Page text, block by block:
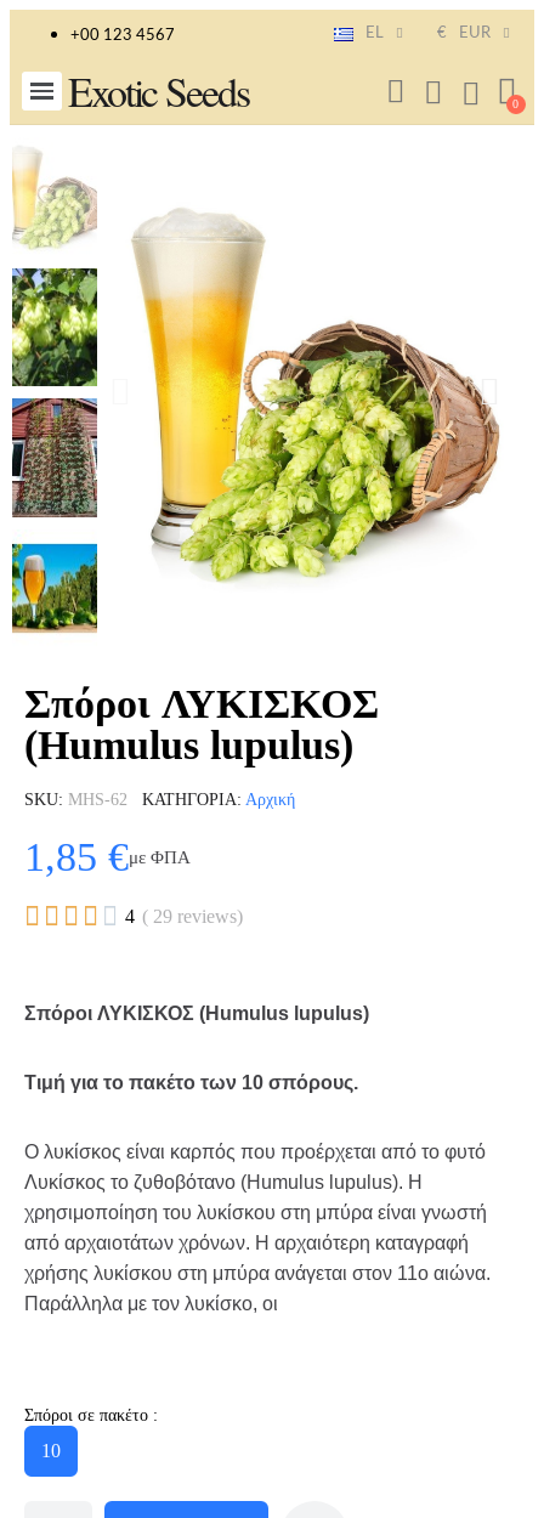
+00 123 4567 EL € EUR
Exotic Seeds
Σπόροι ΛΥΚΙΣΚΟΣ
(Humulus lupulus)
SKU MHS-62 ΚΑΤΗΓΟΡΊΑ Αρχική
1,85 €με ΦΠΑ
     4 ( 29 reviews)
Σπόροι ΛΥΚΙΣΚΟΣ (Humulus lupulus)
Τιμή για το πακέτο των 10 σπόρους.
Ο λυκίσκος είναι καρπός που προέρχεται από το φυτό
Λυκίσκος το ζυθοβότανο (Humulus lupulus). Η
χρησιμοποίηση του λυκίσκου στη μπύρα είναι γνωστή
από αρχαιοτάτων χρόνων. Η αρχαιότερη καταγραφή
χρήσης λυκίσκου στη μπύρα ανάγεται στον 11ο αιώνα.
Παράλληλα με τον λυκίσκο, οι
Σπόροι σε πακέτο :
10